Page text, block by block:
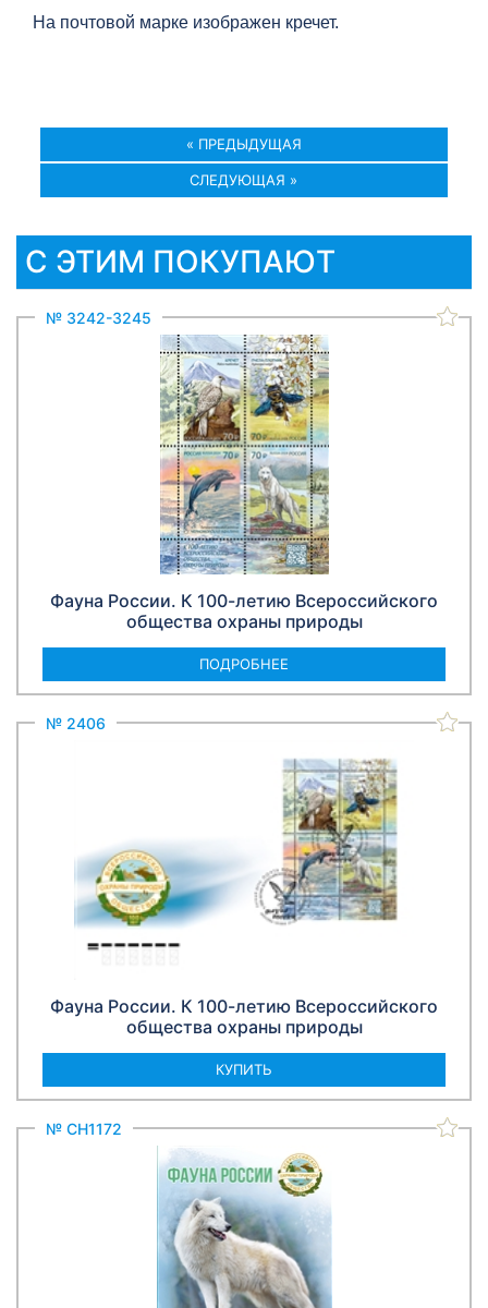
На почтовой марке изображен кречет.
« ПРЕДЫДУЩАЯ
СЛЕДУЮЩАЯ »
С ЭТИМ ПОКУПАЮТ
№ 3242-3245
Фауна России. К 100-летию Всероссийского
общества охраны природы
ПОДРОБНЕЕ
№ 2406
Фауна России. К 100-летию Всероссийского
общества охраны природы
КУПИТЬ
№ СН1172